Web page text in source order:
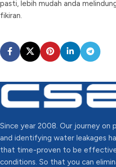
pasti, lebih mudah anda
fikiran.
Since year 2008. Our journey on
and identifying water leakages
that time-proven to be
conditions. So that you can